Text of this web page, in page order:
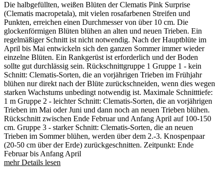
Die halbgefüllten, weißen Blüten der Clematis Pink Surprise
(Clematis macropetala), mit vielen rosafarbenen Streifen und
Punkten, erreichen einen Durchmesser von über 10 cm. Die
glockenförmigen Blüten blühen an alten und neuen Trieben. Ein
regelmäßiger Schnitt ist nicht notwendig. Nach der Hauptblüte im
April bis Mai entwickeln sich den ganzen Sommer immer wieder
einzelne Blüten. Ein Rankgerüst ist erforderlich und der Boden
sollte gut durchlässig sein. Rückschnittgruppe 1 Gruppe 1 - kein
Schnitt: Clematis-Sorten, die an vorjährigen Trieben im Frühjahr
blühen nur direkt nach der Blüte zurückschneiden, wenn dies wegen
starken Wachstums unbedingt notwendig ist. Maximale Schnitttiefe:
1 m Gruppe 2 - leichter Schnitt: Clematis-Sorten, die an vorjährigen
Trieben im Mai oder Juni und dann noch an neuen Trieben blühen.
Rückschnitt zwischen Ende Februar und Anfang April auf 100-150
cm. Gruppe 3 - starker Schnitt: Clematis-Sorten, die an neuen
Trieben im Sommer blühen, werden über dem 2.-3. Knospenpaar
(20-50 cm über der Erde) zurückgeschnitten. Zeitpunkt: Ende
Februar bis Anfang April
mehr Details lesen